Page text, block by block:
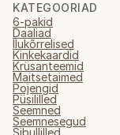
KATEGOORIAD
6-pakid
Daaliad
Ilukõrrelised
Kinkekaardid
Krüsanteemid
Maitsetaimed
Pojengid
Püsililled
Seemned
Seemnesegud
Sibullilled